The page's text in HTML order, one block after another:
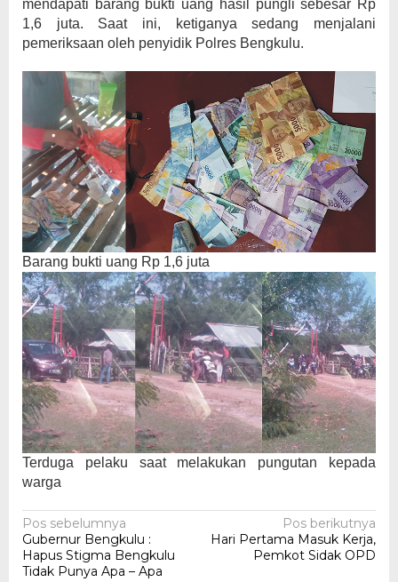
mendapati barang bukti uang hasil pungli sebesar Rp
1,6 juta. Saat ini, ketiganya sedang menjalani
pemeriksaan oleh penyidik Polres Bengkulu.
Barang bukti uang Rp 1,6 juta
Terduga pelaku saat melakukan pungutan kepada
warga
Navigasi
pos
Pos sebelumnya
Gubernur Bengkulu :
Hapus Stigma Bengkulu
Tidak Punya Apa – Apa
Pos berikutnya
Hari Pertama Masuk Kerja,
Pemkot Sidak OPD